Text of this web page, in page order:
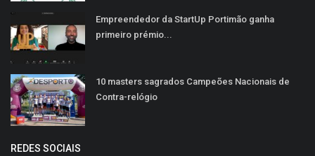
Empreendedor da StartUp Portimão ganha
primeiro prémio...
10 masters sagrados Campeões Nacionais de
Contra-relógio
REDES SOCIAIS